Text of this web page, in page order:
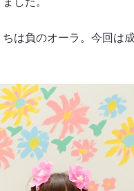
は負のオーラ。今回は